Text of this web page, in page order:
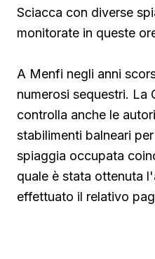
Sciacca con diverse
monitorate in queste
A Menfi negli anni
numerosi sequestri. La
controlla anche le
stabilimenti balneari
spiaggia occupata
quale è stata ottenuta
effettuato il relativo